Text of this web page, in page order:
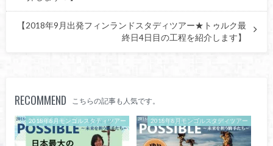
【2018年9月出発フィンランドスタディツアー★トゥルク最
終日4日目の工程を紹介します】
RECOMMEND こちらの記事も人気です。
2018年8月モンゴルスタディツアー 2018年8月モンゴルスタディツアー